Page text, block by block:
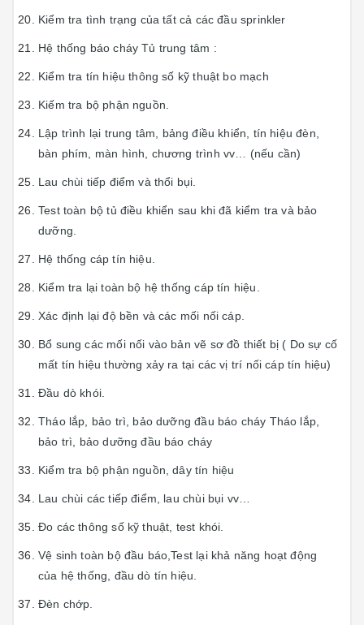
Kiểm tra tình trạng của tất cả các đầu sprinkler
Hệ thống báo cháy Tủ trung tâm :
Kiểm tra tín hiệu thông số kỹ thuật bo mạch
Kiếm tra bộ phận nguồn.
Lập trình lại trung tâm, bảng điều khiển, tín hiệu đèn,
bàn phím, màn hình, chương trình vv… (nếu cần)
Lau chùi tiếp điểm và thổi bụi.
Test toàn bộ tủ điều khiển sau khi đã kiểm tra và bảo
dưỡng.
Hệ thống cáp tín hiệu.
Kiểm tra lại toàn bộ hệ thống cáp tín hiệu.
Xác định lại độ bền và các mối nối cáp.
Bổ sung các mối nối vào bản vẽ sơ đồ thiết bị ( Do sự cố
mất tín hiệu thường xảy ra tại các vị trí nối cáp tín hiệu)
Đầu dò khói.
Tháo lắp, bảo trì, bảo dưỡng đầu báo cháy Tháo lắp,
bảo trì, bảo dưỡng đầu báo cháy
Kiểm tra bộ phận nguồn, dây tín hiệu
Lau chùi các tiếp điểm, lau chùi bụi vv…
Đo các thông số kỹ thuật, test khói.
Vệ sinh toàn bộ đầu báo,Test lại khả năng hoạt động
của hệ thống, đầu dò tín hiệu.
Đèn chớp.